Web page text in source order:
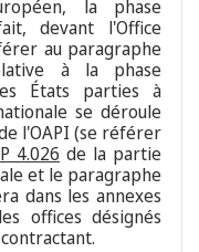
la phase
devant l'Office
au paragraphe
à la phase
États parties à
se déroule
l'OAPI (se référer
4.026 de la partie
et le paragraphe
dans les annexes
offices désignés